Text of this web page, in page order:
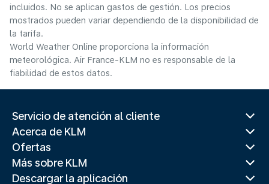
incluidos. No se aplican gastos de gestión. Los precios
mostrados pueden variar dependiendo de la disponibilidad de
la tarifa.
World Weather Online proporciona la información
meteorológica. Air France-KLM no es responsable de la
fiabilidad de estos datos.
Servicio de atención al cliente
Acerca de KLM
Ofertas
Más sobre KLM
Descargar la aplicación